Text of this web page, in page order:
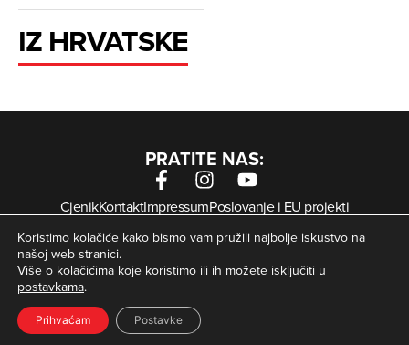
IZ HRVATSKE
PRATITE NAS:
CjenikKontaktImpressumPoslovanje i EU projekti
Arhiva digitalnih novina
Uvjeti korištenjaZaštita privatnosti
Kolačići
© Zagorje International – Sva prava pridržana | Developed
bykrMedia
Koristimo kolačiće kako bismo vam pružili najbolje iskustvo na
našoj web stranici.
Više o kolačićima koje koristimo ili ih možete isključiti u
postavkama.
Prihvaćam Postavke